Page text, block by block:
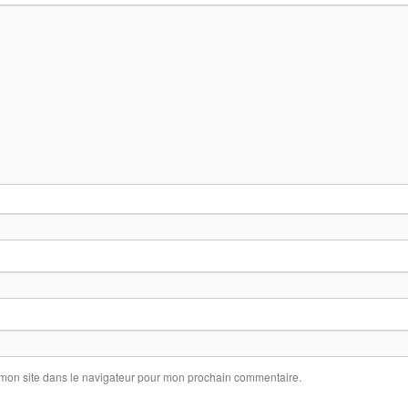
site dans le navigateur pour mon prochain commentaire.